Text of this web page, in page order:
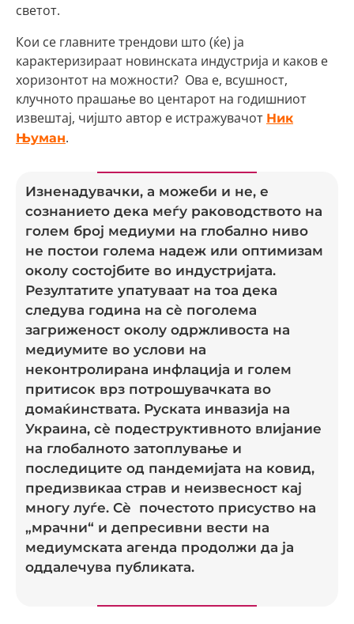
светот.
Кои се главните трендови што (ќе) ја
карактеризираат новинската индустрија и каков е
хоризонтот на можности? Ова е, всушност,
клучното прашање во центарот на годишниот
извештај, чијшто автор е истражувачот Ник
Њуман.
Изненадувачки, а можеби и не, е
сознанието дека меѓу раководството на
голем број медиуми на глобално ниво
не постои голема надеж или оптимизам
околу состојбите во индустријата.
Резултатите упатуваат на тоа дека
следува година на сè поголема
загриженост околу одржливоста на
медиумите во услови на
неконтролирана инфлација и голем
притисок врз потрошувачката во
домаќинствата. Руската инвазија на
Украина, сè подеструктивното влијание
на глобалното затоплување и
последиците од пандемијата на ковид,
предизвикаа страв и неизвесност кај
многу луѓе. Сè почестото присуство на
„мрачни“ и депресивни вести на
медиумската агенда продолжи да ја
оддалечува публиката.